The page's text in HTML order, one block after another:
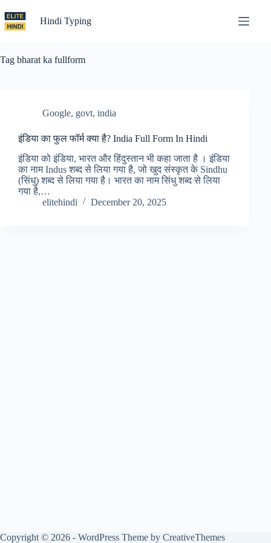
to
content
Hindi Typing
Tag bharat ka fullform
Google, govt, india
इंडिया का फुल फॉर्म क्या है? India Full Form In Hindi
इंडिया को इंडिया, भारत और हिंदुस्तान भी कहा जाता है । इंडिया
का नाम Indus शब्द से लिया गया है, जो खुद संस्कृत के Sindhu
(सिंधु) शब्द से लिया गया है। भारत का नाम सिंधु शब्द से लिया
गया है,…
elitehindi
December 20, 2025
Copyright © 2026 - WordPress Theme by CreativeThemes